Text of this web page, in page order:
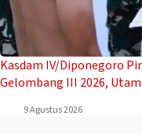
Kasdam IV/Diponegoro
Gelombang III 2026,
9 Agustus 2026